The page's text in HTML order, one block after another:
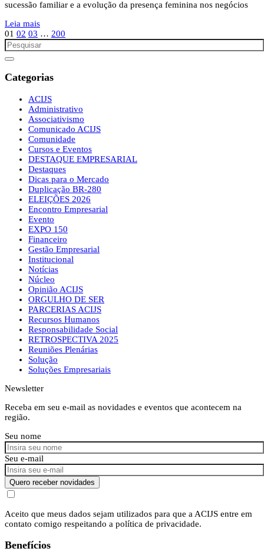
sucessão familiar e a evolução da presença feminina nos negócios
Leia mais
01 02 03 … 200
Categorias
ACIJS
Administrativo
Associativismo
Comunicado ACIJS
Comunidade
Cursos e Eventos
DESTAQUE EMPRESARIAL
Destaques
Dicas para o Mercado
Duplicação BR-280
ELEIÇÕES 2026
Encontro Empresarial
Evento
EXPO 150
Financeiro
Gestão Empresarial
Institucional
Notícias
Núcleo
Opinião ACIJS
ORGULHO DE SER
PARCERIAS ACIJS
Recursos Humanos
Responsabilidade Social
RETROSPECTIVA 2025
Reuniões Plenárias
Solução
Soluções Empresariais
Newsletter
Receba em seu e-mail as novidades e eventos que acontecem na
região.
Seu nome
Seu e-mail
Quero receber novidades
Aceito que meus dados sejam utilizados para que a ACIJS entre em
contato comigo respeitando a política de privacidade.
Benefícios